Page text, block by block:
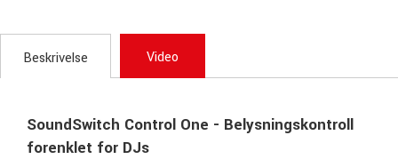
Beskrivelse Video
SoundSwitch Control One - Belysningskontroll
forenklet for DJs